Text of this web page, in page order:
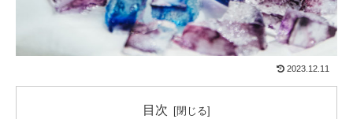
2023.12.11
目次